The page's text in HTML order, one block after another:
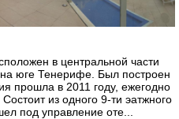
в центральной части
юге Тенерифе. Был построен
прошла в 2011 году, ежегодно
из одного 9-ти эатжного
под управление оте...